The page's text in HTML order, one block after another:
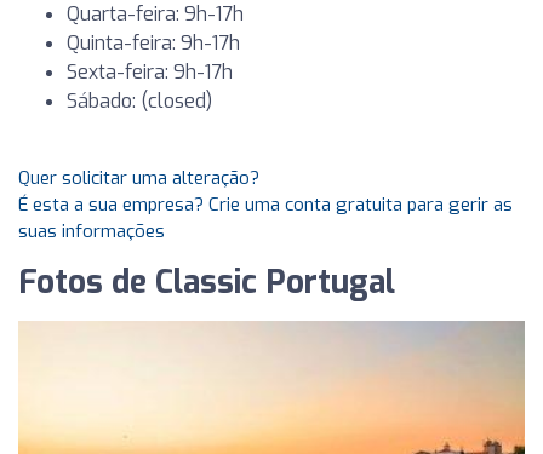
Quarta-feira: 9h-17h
Quinta-feira: 9h-17h
Sexta-feira: 9h-17h
Sábado: (closed)
Quer solicitar uma alteração?
É esta a sua empresa? Crie uma conta gratuita para gerir as
suas informações
Fotos de Classic Portugal